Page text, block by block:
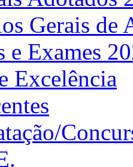
Gerais de
e Exames
Excelência